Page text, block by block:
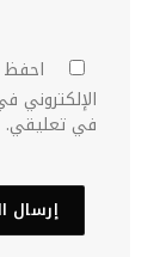
احفظ
الإلكتروني
في تعليقي.